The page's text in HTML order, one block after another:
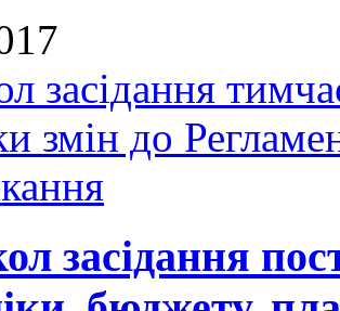
засідання
змін до
засідання